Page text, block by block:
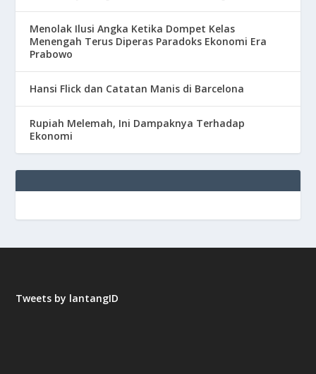
Menolak Ilusi Angka Ketika Dompet Kelas
Menengah Terus Diperas Paradoks Ekonomi Era
Prabowo
Hansi Flick dan Catatan Manis di Barcelona
Rupiah Melemah, Ini Dampaknya Terhadap
Ekonomi
Tweets by lantangID